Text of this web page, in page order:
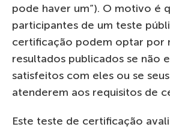
pode haver um”). O motivo é
participantes de um teste
certificação podem optar por
resultados publicados se não
satisfeitos com eles ou se
atenderem aos requisitos de
Este teste de certificação